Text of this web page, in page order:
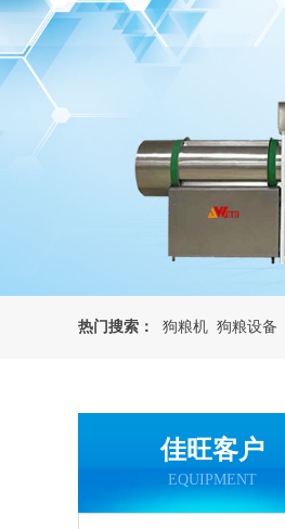
热门搜索： 狗粮机 狗粮设备
佳旺客户
EQUIPMENT